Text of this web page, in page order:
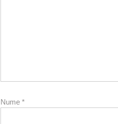
Nume *